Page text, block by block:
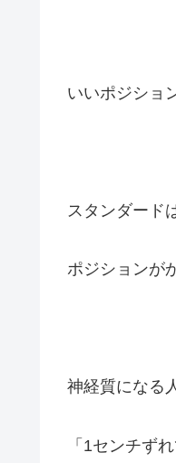
いいポジショ
スタンダード
ポジションが
神経質になる
「1センチず